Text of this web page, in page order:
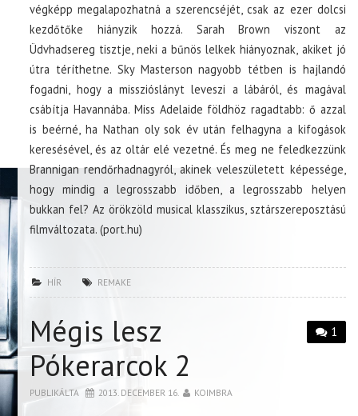
végképp megalapozhatná a szerencséjét, csak az ezer dolcsi
kezdőtőke hiányzik hozzá. Sarah Brown viszont az
Üdvhadsereg tisztje, neki a bűnös lelkek hiányoznak, akiket jó
útra téríthetne. Sky Masterson nagyobb tétben is hajlandó
fogadni, hogy a misszióslányt leveszi a lábáról, és magával
csábítja Havannába. Miss Adelaide földhöz ragadtabb: ő azzal
is beérné, ha Nathan oly sok év után felhagyna a kifogások
keresésével, és az oltár elé vezetné. És meg ne feledkezzünk
Brannigan rendőrhadnagyról, akinek veleszületett képessége,
hogy mindig a legrosszabb időben, a legrosszabb helyen
bukkan fel? Az örökzöld musical klasszikus, sztárszereposztású
filmváltozata. (port.hu)
HÍR REMAKE
1
Mégis lesz
Pókerarcok 2
PUBLIKÁLTA 2013. DECEMBER 16. KOIMBRA